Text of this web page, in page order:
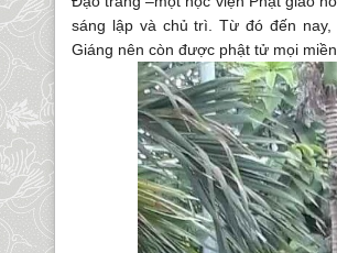
sáng lập và chủ trì. Từ đó đến
Giáng nên còn được phật tử mọi